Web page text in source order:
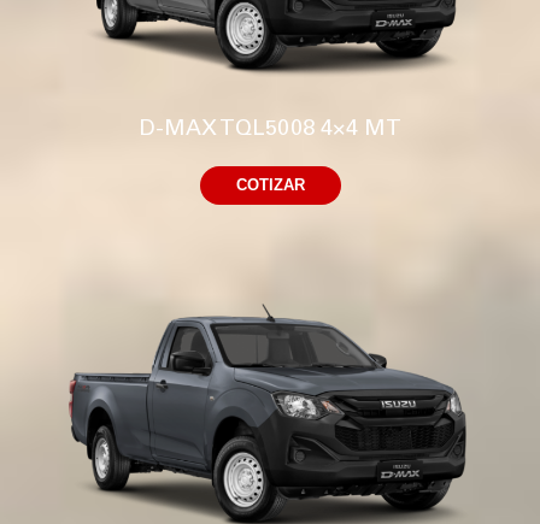
D-MAX TQL5008 4×4 MT
COTIZAR